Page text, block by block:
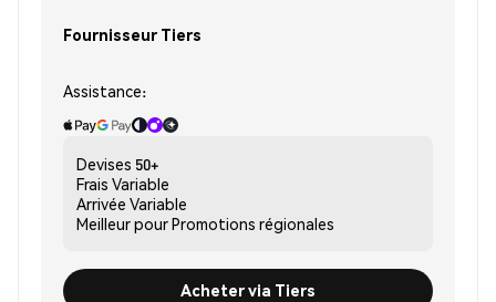
Fournisseur Tiers
Assistance:
Devises 50+
Frais Variable
Arrivée Variable
Meilleur pourPromotions régionales
Acheter via Tiers